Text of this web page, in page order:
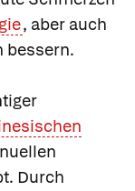
, aber auch
bessern.
Durch